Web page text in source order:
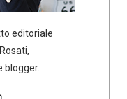
editoriale
blogger.